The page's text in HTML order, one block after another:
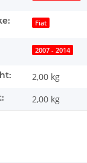
Fiat
2007 - 2014
2,00 kg
2,00 kg